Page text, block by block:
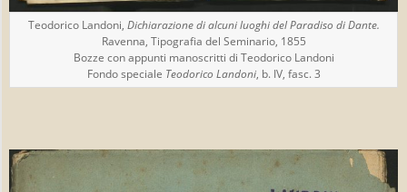
Teodorico Landoni, Dichiarazione di alcuni luoghi del Paradiso di Dante.
Ravenna, Tipografia del Seminario, 1855
Bozze con appunti manoscritti di Teodorico Landoni
Fondo speciale Teodorico Landoni, b. IV, fasc. 3